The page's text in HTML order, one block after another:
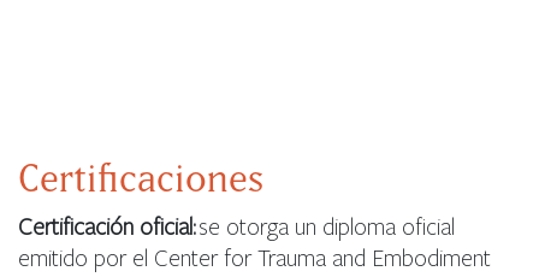
Certificaciones
Certificación oficial:se otorga un diploma oficial
emitido por el Center for Trauma and Embodiment